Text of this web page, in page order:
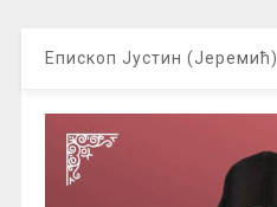
Епископ Јустин (Јеремић)